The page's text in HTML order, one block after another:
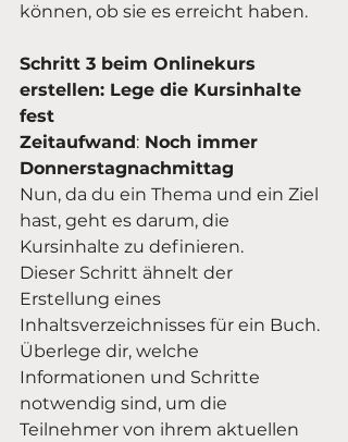
können, ob sie es erreicht haben.
Schritt 3 beim Onlinekurs
erstellen: Lege die Kursinhalte
fest
Zeitaufwand: Noch immer
Donnerstagnachmittag
Nun, da du ein Thema und ein Ziel
hast, geht es darum, die
Kursinhalte zu definieren.
Dieser Schritt ähnelt der
Erstellung eines
Inhaltsverzeichnisses für ein Buch.
Überlege dir, welche
Informationen und Schritte
notwendig sind, um die
Teilnehmer von ihrem aktuellen